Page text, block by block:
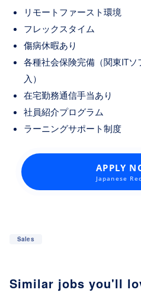
リモートファースト環境
フレックスタイム
傷病休暇あり
各種社会保険完備（関東IT
入）
在宅勤務通信手当あり
社員紹介プログラム
ラーニングサポート制度
APPLY
Japanese
Sales
Similar jobs you'll